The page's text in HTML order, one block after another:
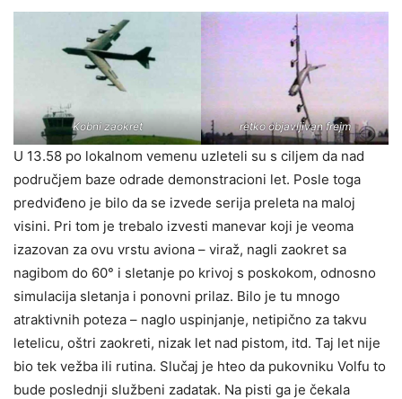
Kobni zaokret retko objavljivan frejm
U 13.58 po lokalnom vemenu uzleteli su s ciljem da nad
područjem baze odrade demonstracioni let. Posle toga
predviđeno je bilo da se izvede serija preleta na maloj
visini. Pri tom je trebalo izvesti manevar koji je veoma
izazovan za ovu vrstu aviona – viraž, nagli zaokret sa
nagibom do 60° i sletanje po krivoj s poskokom, odnosno
simulacija sletanja i ponovni prilaz. Bilo je tu mnogo
atraktivnih poteza – naglo uspinjanje, netipično za takvu
letelicu, oštri zaokreti, nizak let nad pistom, itd. Taj let nije
bio tek vežba ili rutina. Slučaj je hteo da pukovniku Volfu to
bude poslednji službeni zadatak. Na pisti ga je čekala